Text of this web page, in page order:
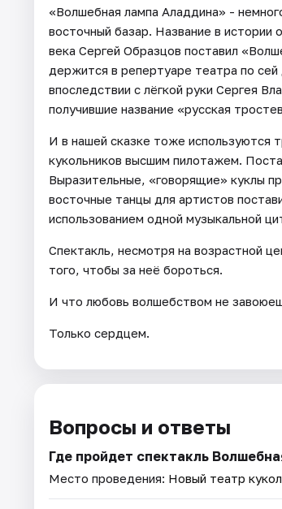
«Волшебная лампа Аладдина» -
восточный базар. Название в истории
века Сергей Образцов поставил
держится в репертуаре театра по
впоследствии с лёгкой руки Сергея
получившие название «русская
И в нашей сказке тоже используются
кукольников высшим пилотажем.
Выразительные, «говорящие» куклы
восточные танцы для артистов
использованием одной музыкальной
Спектакль, несмотря на возрастной
того, чтобы за неё бороться.
И что любовь волшебством не
Только сердцем.
Вопросы и ответы
Где пройдет спектакль
Место проведения: Новый театр кукол